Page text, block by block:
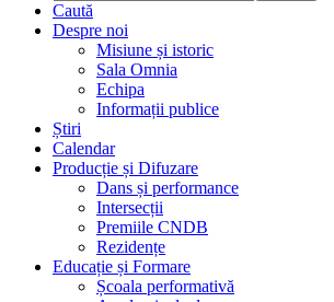
Caută
Despre noi
Misiune și istoric
Sala Omnia
Echipa
Informații publice
Știri
Calendar
Producție și Difuzare
Dans și performance
Intersecții
Premiile CNDB
Rezidențe
Educație și Formare
Școala performativă